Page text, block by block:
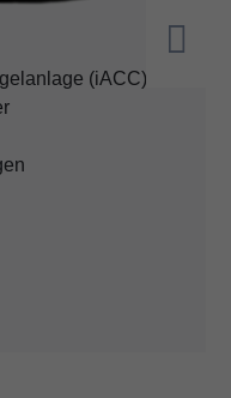
(iACC)